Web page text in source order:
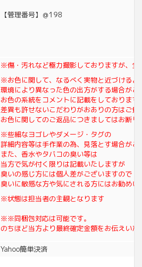
【管理番号】＠198
※傷・汚れなど極力撮影しておりますが、
※お色に関して、なるべく実物と近づけるよ
環境により異なった色の出方がする場合がご
お色の系統をコメントに記載をしておりま
差異も許せないこだわりがおありの方はご
お色に関してのご返品につきましてはお断り
※些細なヨゴレやダメージ・タグの
詳細内容等は手作業の為、見落とす場合がご
また、香水やタバコの臭い等は
当方で気が付く限りは記載いたしますが
臭いの感じ方には個人差がございますので
臭いに敏感な方や気にされる方にはお勧めい
※状態は担当者の主観となります
※※同梱包対応は可能です。
のちほど当方より最終確定金額をお伝えいた
Yahoo簡単決済